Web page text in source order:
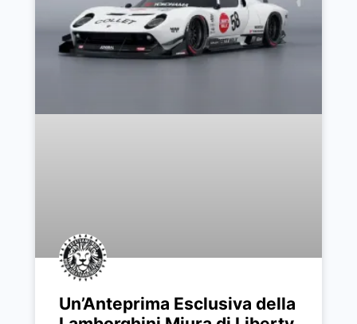
Un’Anteprima Esclusiva della